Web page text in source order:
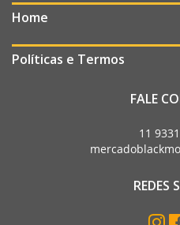
Home
Políticas e Termos
FALE
11
REDES